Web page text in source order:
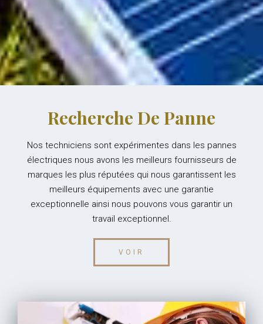
Recherche De Panne
Nos techniciens sont expérimentes dans les pannes
électriques nous avons les meilleurs fournisseurs de
marques les plus réputées qui nous garantissent les
meilleurs équipements avec une garantie
exceptionnelle ainsi nous pouvons vous garantir un
travail exceptionnel.
VOIR